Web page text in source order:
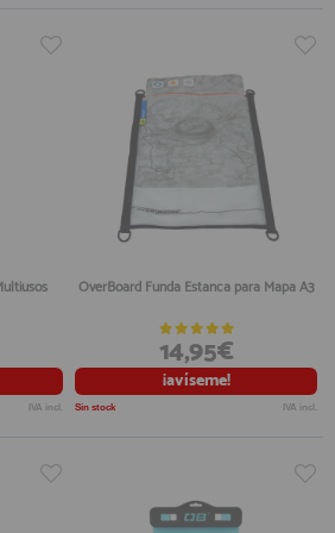
IVA incl.
OverBoard Funda Estanca para Mapa A3
14,95€
¡avíseme!
Sin stock IVA incl.